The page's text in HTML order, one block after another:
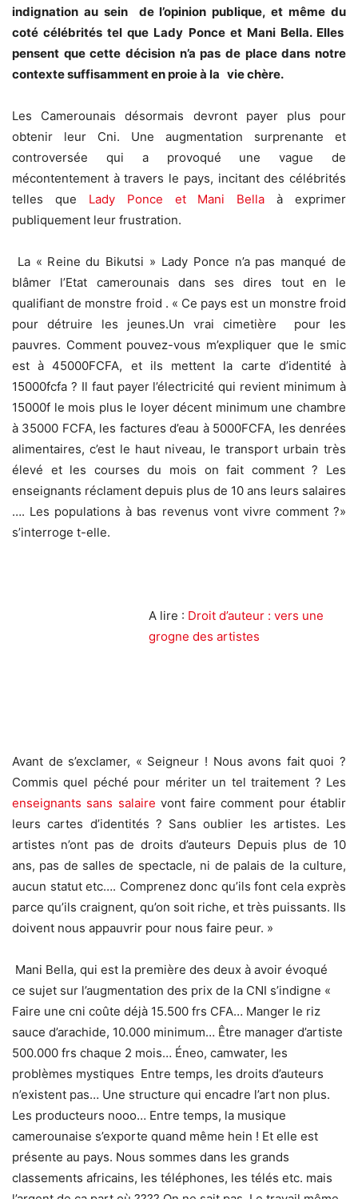
indignation au sein de l’opinion publique, et même du
coté célébrités tel que Lady Ponce et Mani Bella. Elles
pensent que cette décision n’a pas de place dans notre
contexte suffisamment en proie à la vie chère.
Les Camerounais désormais devront payer plus pour
obtenir leur Cni. Une augmentation surprenante et
controversée qui a provoqué une vague de
mécontentement à travers le pays, incitant des célébrités
telles que Lady Ponce et Mani Bella à exprimer
publiquement leur frustration.
La « Reine du Bikutsi » Lady Ponce n’a pas manqué de
blâmer l’Etat camerounais dans ses dires tout en le
qualifiant de monstre froid . « Ce pays est un monstre froid
pour détruire les jeunes.Un vrai cimetière pour les
pauvres. Comment pouvez-vous m’expliquer que le smic
est à 45000FCFA, et ils mettent la carte d’identité à
15000fcfa ? Il faut payer l’électricité qui revient minimum à
15000f le mois plus le loyer décent minimum une chambre
à 35000 FCFA, les factures d’eau à 5000FCFA, les denrées
alimentaires, c’est le haut niveau, le transport urbain très
élevé et les courses du mois on fait comment ? Les
enseignants réclament depuis plus de 10 ans leurs salaires
…. Les populations à bas revenus vont vivre comment ?»
s’interroge t-elle.
A lire : Droit d’auteur : vers une
grogne des artistes
Avant de s’exclamer, « Seigneur ! Nous avons fait quoi ?
Commis quel péché pour mériter un tel traitement ? Les
enseignants sans salaire vont faire comment pour établir
leurs cartes d’identités ? Sans oublier les artistes. Les
artistes n’ont pas de droits d’auteurs Depuis plus de 10
ans, pas de salles de spectacle, ni de palais de la culture,
aucun statut etc…. Comprenez donc qu’ils font cela exprès
parce qu’ils craignent, qu’on soit riche, et très puissants. Ils
doivent nous appauvrir pour nous faire peur. »
Mani Bella, qui est la première des deux à avoir évoqué
ce sujet sur l’augmentation des prix de la CNI s’indigne «
Faire une cni coûte déjà 15.500 frs CFA… Manger le riz
sauce d’arachide, 10.000 minimum… Être manager d’artiste
500.000 frs chaque 2 mois… Éneo, camwater, les
problèmes mystiques Entre temps, les droits d’auteurs
n’existent pas… Une structure qui encadre l’art non plus.
Les producteurs nooo… Entre temps, la musique
camerounaise s’exporte quand même hein ! Et elle est
présente au pays. Nous sommes dans les grands
classements africains, les téléphones, les télés etc. mais